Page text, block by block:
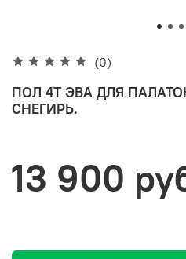
(0)
ПОЛ 4T ЭВА ДЛЯ ПАЛАТОК
СНЕГИРЬ.
13 900